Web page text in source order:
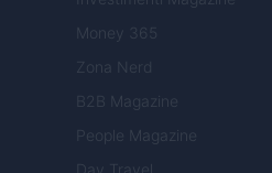
Money 365
Zona Nerd
B2B Magazine
People Magazine